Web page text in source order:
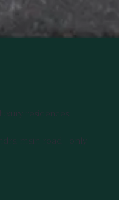
residences.
main road only